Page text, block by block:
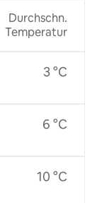
Durchschn.
Temperatur
3 °C
6 °C
10 °C